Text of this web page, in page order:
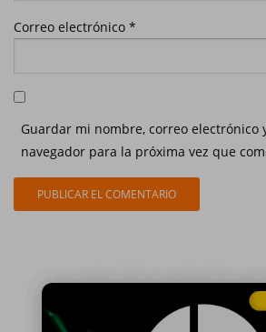
Correo electrónico *
Guardar mi nombre, correo electrónico
navegador para la próxima vez que